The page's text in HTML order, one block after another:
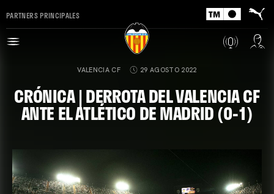
PARTNERS PRINCIPALES
VALENCIA CF 29 AGOSTO 2022
CRÓNICA | DERROTA DEL VALENCIA CF
ANTE EL ATLÉTICO DE MADRID (0-1)